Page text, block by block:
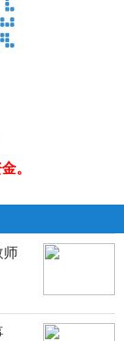
。
师